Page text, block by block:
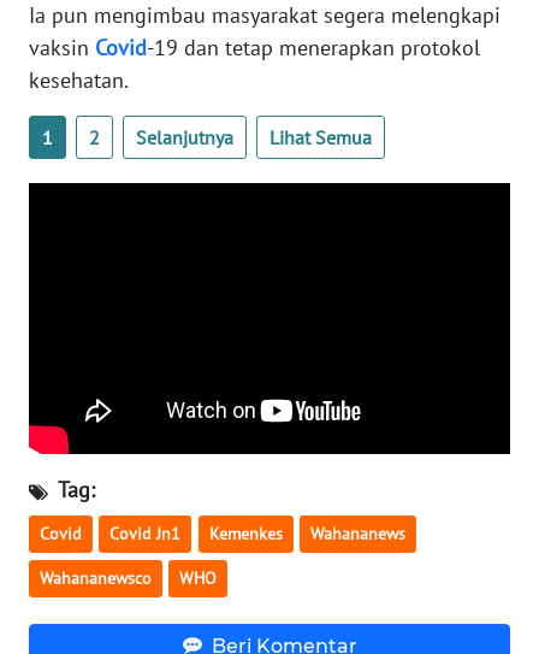
Ia pun mengimbau masyarakat segera melengkapi
vaksin Covid-19 dan tetap menerapkan protokol
kesehatan.
1 2 Selanjutnya Lihat Semua
Tag:
Covid Covid Jn1 Kemenkes Wahananews
Wahananewsco WHO
Beri Komentar
WN
KEPRI
PAPUA
WN
SERAMBI
WN
JAMBI